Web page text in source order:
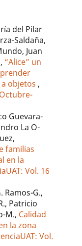
del Pilar
Saldaña,
Juan
“Alice” un
objetos ,
Guevara-
La O-
familias
en la
Vol. 16
Ramos-G.,
Patricio
M., Calidad
la zona
Vol.